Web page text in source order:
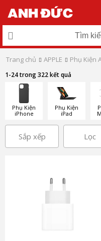
Trang chủ APPLE Phụ Kiện
1-24 trong 322 kết quả
Phụ Kiện
iPhone
Phụ Kiện
iPad
Sắp xếp Lọc